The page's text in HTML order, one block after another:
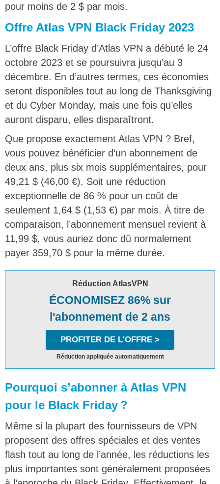
pour moins de 2 $ par mois.
Offre Atlas VPN Black Friday 2023
L’offre Black Friday d’Atlas VPN a débuté le 24
octobre 2023 et se poursuivra jusqu’au 3
décembre. En d’autres termes, ces économies
seront disponibles tout au long de Thanksgiving
et du Cyber ​​Monday, mais une fois qu’elles
auront disparu, elles disparaîtront.
Que propose exactement Atlas VPN ? Bref,
vous pouvez bénéficier d’un abonnement de
deux ans, plus six mois supplémentaires, pour
49,21 $ (46,00 €). Soit une réduction
exceptionnelle de 86 % pour un coût de
seulement 1,64 $ (1,53 €) par mois. À titre de
comparaison, l’abonnement mensuel revient à
11,99 $, vous auriez donc dû normalement
payer 359,70 $ pour la même durée.
Réduction AtlasVPN
ÉCONOMISEZ 86% sur
l'abonnement de 2 ans
PROFITER DE L'OFFRE >
Réduction appliquée automatiquement
Pourquoi s’abonner à Atlas VPN
pour le Black Friday ?
Même si la plupart des fournisseurs de VPN
proposent des offres spéciales et des ventes
flash tout au long de l’année, les réductions les
plus importantes sont généralement proposées